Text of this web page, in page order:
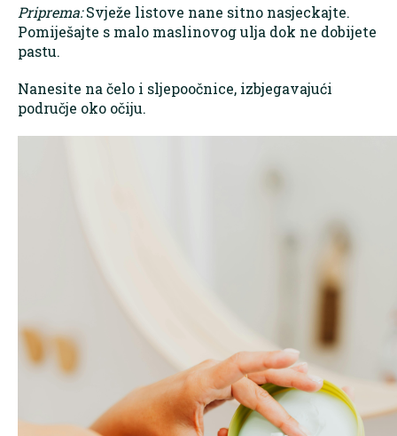
Priprema:Svježe listove nane sitno nasjeckajte.
Pomiješajte s malo maslinovog ulja dok ne dobijete
pastu.
Nanesite na čelo i sljepoočnice, izbjegavajući
područje oko očiju.